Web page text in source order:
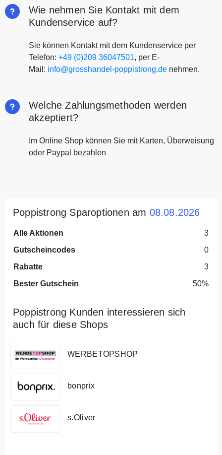
Wie nehmen Sie Kontakt mit dem
Kundenservice auf?
Sie können Kontakt mit dem Kundenservice per
Telefon: +49 (0)209 36047501, per E-
Mail: info@grosshandel-poppistrong.de nehmen.
Welche Zahlungsmethoden werden
akzeptiert?
Im Online Shop können Sie mit Karten, Überweisung
oder Paypal bezahlen
Poppistrong Sparoptionen am 08.08.2026
Alle Aktionen
3
Gutscheincodes
0
Rabatte
3
Bester Gutschein
50%
Poppistrong Kunden interessieren sich
auch für diese Shops
WERBETOPSHOP
bonprix
s.Oliver